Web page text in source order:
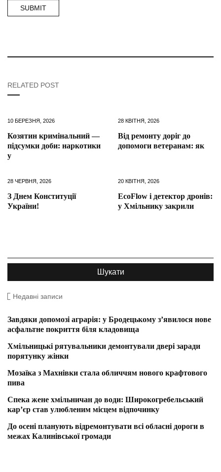
RELATED POST
10 БЕРЕЗНЯ, 2026
Козятин кримінальний —
підсумки доби: наркотики
у
28 КВІТНЯ, 2026
Від ремонту доріг до
допомоги ветеранам: як
28 ЧЕРВНЯ, 2026
З Днем Конституції
України!
20 КВІТНЯ, 2026
EcoFlow і детектор дронів:
у Хмільнику закрили
Недавні записи
Завдяки допомозі аграрія: у Бродецькому з’явилося нове
асфальтне покриття біля кладовища
Хмільницькі рятувальники демонтували двері заради
порятунку жінки
Мозаїка з Махнівки стала обличчям нового крафтового
пива
Спека жене хмільничан до води: Широкогребельський
кар’єр став улюбленим місцем відпочинку
До осені планують відремонтувати всі обласні дороги в
межах Калинівської громади